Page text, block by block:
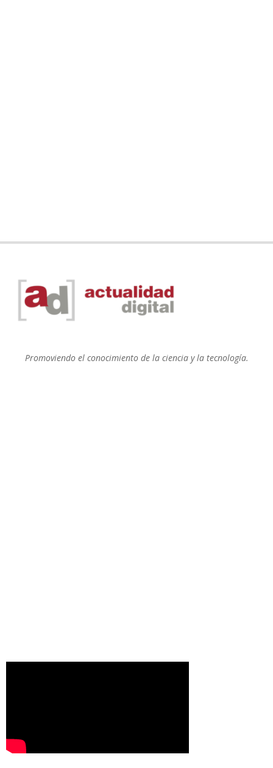
Promoviendo el conocimiento de la ciencia y la tecnología.